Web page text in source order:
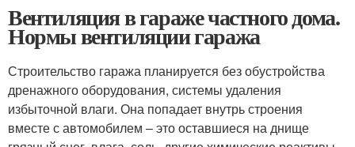
Вентиляция в гараже частного дома.
Нормы вентиляции гаража
Строительство гаража планируется без обустройства
дренажного оборудования, системы удаления
избыточной влаги. Она попадает внутрь строения
вместе с автомобилем – это оставшиеся на днище